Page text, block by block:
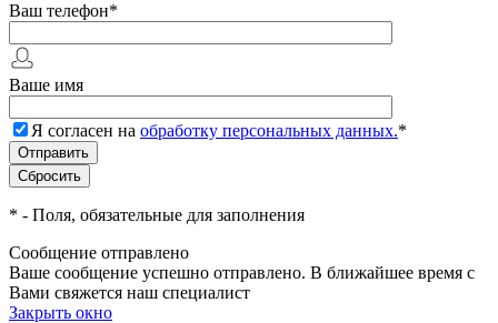
Ваш телефон*
Ваше имя
Я согласен на обработку персональных данных.*
* - Поля, обязательные для заполнения
Сообщение отправлено
Ваше сообщение успешно отправлено. В ближайшее время с
Вами свяжется наш специалист
Закрыть окно